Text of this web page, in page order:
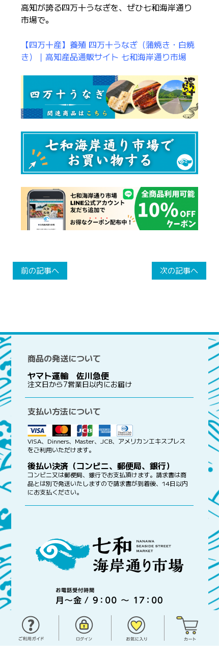
高知が誇る四万十うなぎを、ぜひ七和海岸通り
市場で。
【四万十産】養殖 四万十うなぎ（蒲焼き・白焼
き）｜高知産品通販サイト 七和海岸通り市場
前の記事へ 次の記事へ
商品の発送について
ヤマト運輸 佐川急便
注文日から7営業日以内にお届け
支払い方法について
VISA、Dinners、Master、JCB、アメリカンエキスプレス
をご利用いただけます。
後払い決済（コンビニ、郵便局、銀行）
コンビニ又は郵便局、銀行でお支払頂けます。請求書は商
品とは別で発送いたしますので請求書が到着後、14日以内
にお支払ください。